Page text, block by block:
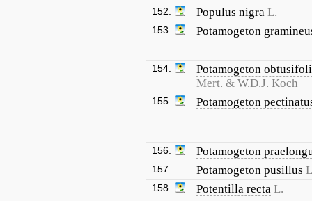
152. Populus nigra L.
153. Potamogeton
154.
Potamogeton
Mert. & W.D.J. Koch
155. Potamogeton
156. Potamogeton
157. Potamogeton pusillus
158. Potentilla recta L.